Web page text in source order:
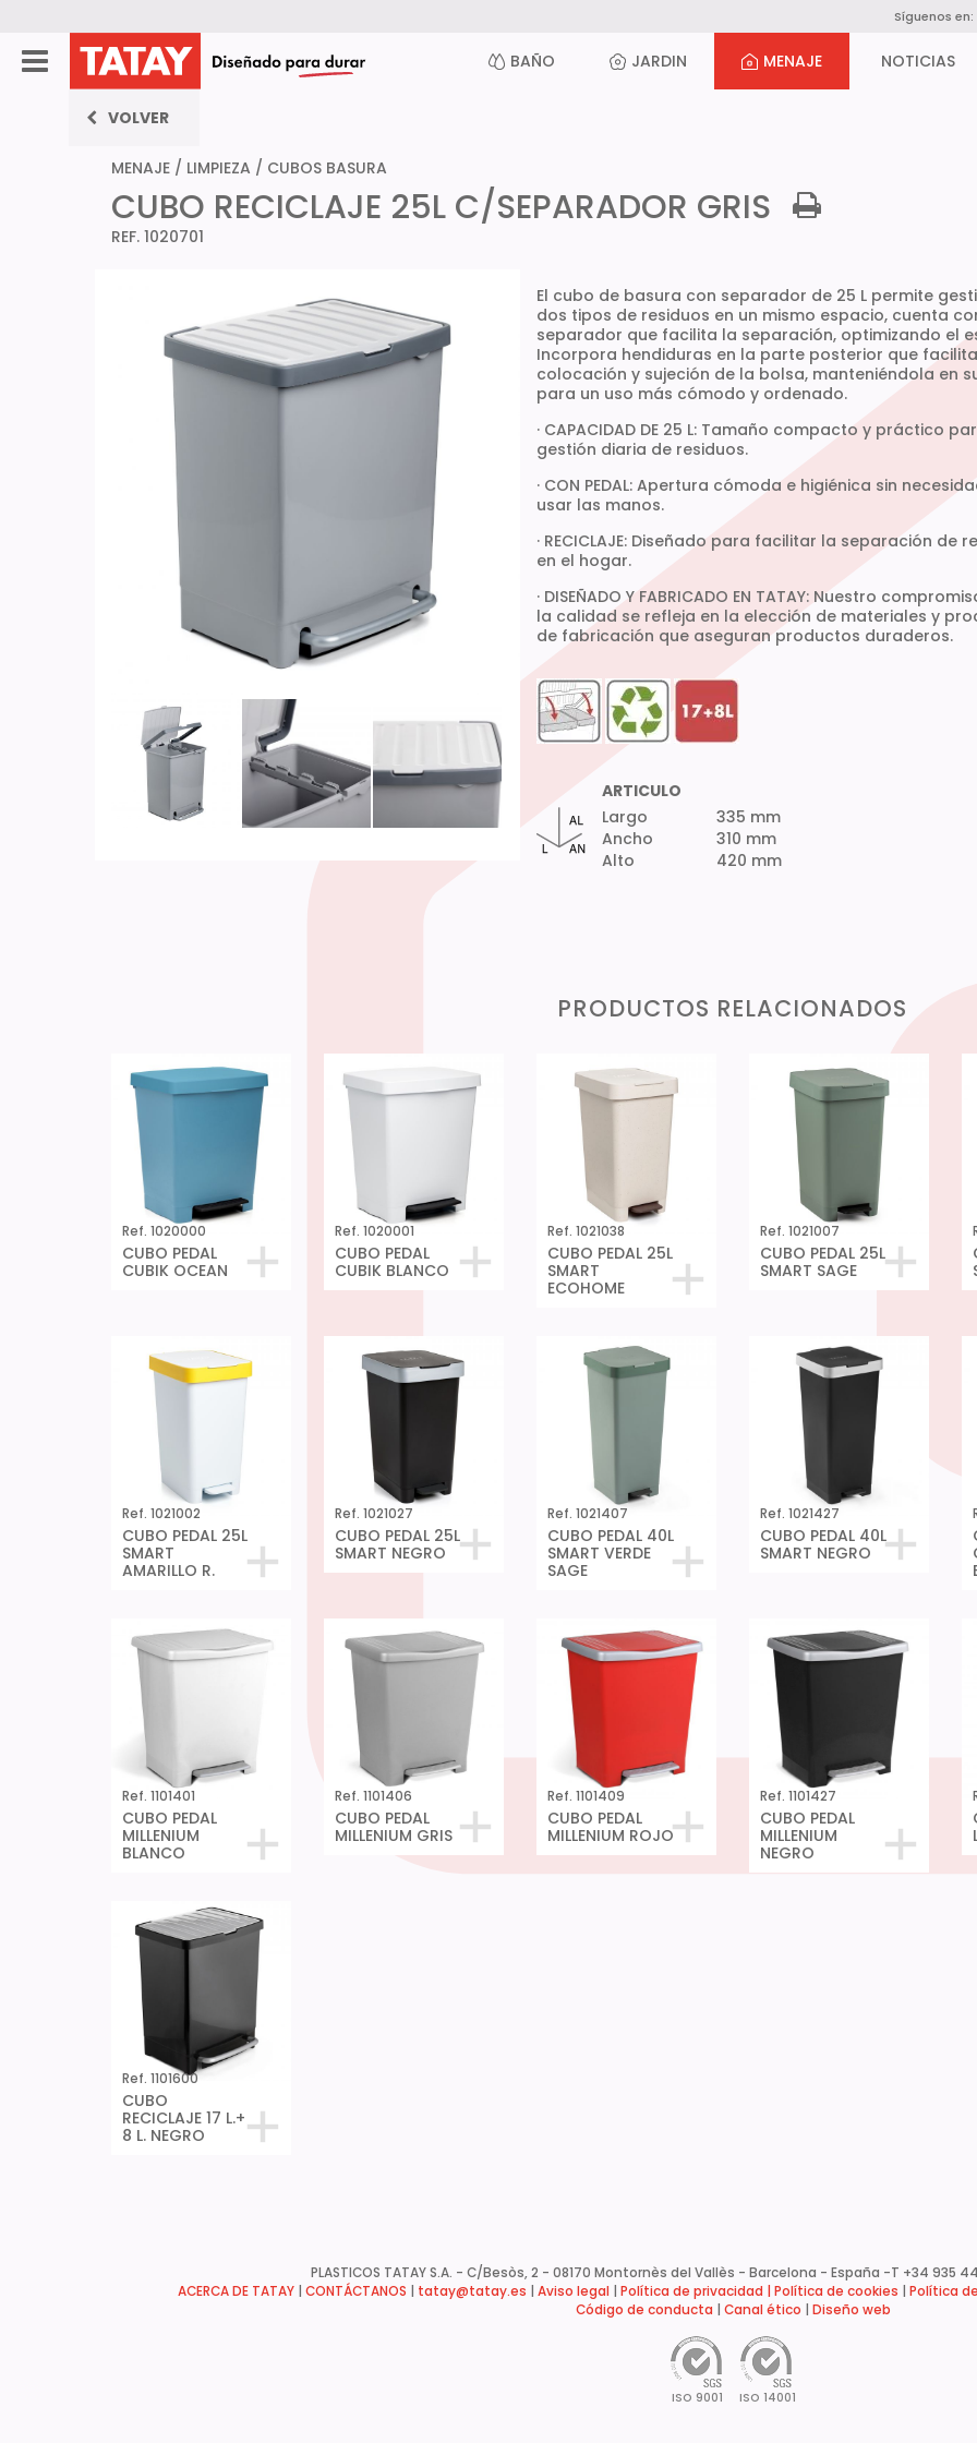
Síguenos en:
BAÑO JARDIN MENAJE NOTICIAS
VOLVER
MENAJE / LIMPIEZA / CUBOS BASURA
CUBO RECICLAJE 25L C/SEPARADOR GRIS
REF. 1020701
El cubo de basura con separador de 25 L permite
dos tipos de residuos en un mismo espacio, cuenta
separador que facilita la separación, optimizando el
Incorpora hendiduras en la parte posterior que
colocación y sujeción de la bolsa, manteniéndola en
para un uso más cómodo y ordenado.
· CAPACIDAD DE 25 L: Tamaño compacto y práctico
gestión diaria de residuos.
· CON PEDAL: Apertura cómoda e higiénica sin
usar las manos.
· RECICLAJE: Diseñado para facilitar la separación de
en el hogar.
· DISEÑADO Y FABRICADO EN TATAY: Nuestro
la calidad se refleja en la elección de materiales y
de fabricación que aseguran productos duraderos.
ARTICULO
Largo
Ancho
Alto
335 mm
310 mm
420 mm
PRODUCTOS RELACIONADOS
Ref. 1020000
CUBO PEDAL
CUBIK OCEAN
Ref. 1020001
CUBO PEDAL
CUBIK BLANCO
Ref. 1021038
CUBO PEDAL 25L
SMART
ECOHOME
Ref. 1021007
CUBO PEDAL 25L
SMART SAGE
Ref. 1021002
CUBO PEDAL 25L
SMART
AMARILLO R.
Ref. 1021027
CUBO PEDAL 25L
SMART NEGRO
Ref. 1021407
CUBO PEDAL 40L
SMART VERDE
SAGE
Ref. 1021427
CUBO PEDAL 40L
SMART NEGRO
Ref. 1101401
CUBO PEDAL
MILLENIUM
BLANCO
Ref. 1101406
CUBO PEDAL
MILLENIUM GRIS
Ref. 1101409
CUBO PEDAL
MILLENIUM ROJO
Ref. 1101427
CUBO PEDAL
MILLENIUM
NEGRO
Ref. 1101600
CUBO
RECICLAJE 17 L.+
8 L. NEGRO
PLASTICOS TATAY S.A. - C/Besòs, 2 - 08170 Montornès del Vallès - Barcelona - España -T +34 935
ACERCA DE TATAY
CONTÁCTANOS tatay@tatay.es Aviso legal Política de privacidad | Política de cookies Política
Código de conducta
Canal ético Diseño web
ISO 9001 ISO 14001